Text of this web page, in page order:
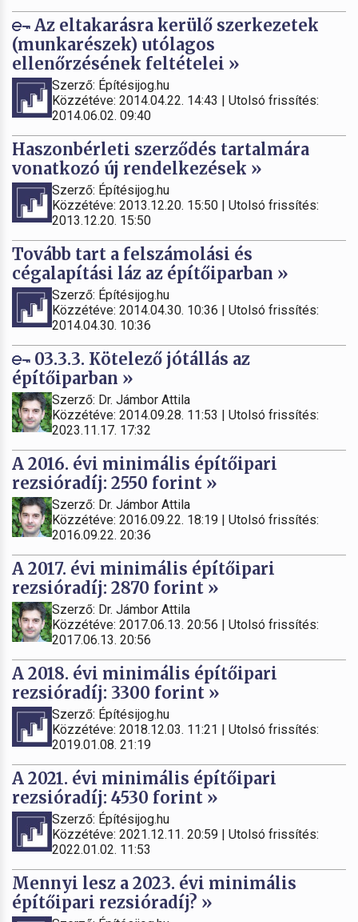
Az eltakarásra kerülő szerkezetek
(munkarészek) utólagos
ellenőrzésének feltételei »
Szerző: Építésijog.hu
Közzétéve: 2014.04.22. 14:43 | Utolsó frissítés:
2014.06.02. 09:40
Haszonbérleti szerződés tartalmára
vonatkozó új rendelkezések »
Szerző: Építésijog.hu
Közzétéve: 2013.12.20. 15:50 | Utolsó frissítés:
2013.12.20. 15:50
Tovább tart a felszámolási és
cégalapítási láz az építőiparban »
Szerző: Építésijog.hu
Közzétéve: 2014.04.30. 10:36 | Utolsó frissítés:
2014.04.30. 10:36
03.3.3. Kötelező jótállás az
építőiparban »
Szerző: Dr. Jámbor Attila
Közzétéve: 2014.09.28. 11:53 | Utolsó frissítés:
2023.11.17. 17:32
A 2016. évi minimális építőipari
rezsióradíj: 2550 forint »
Szerző: Dr. Jámbor Attila
Közzétéve: 2016.09.22. 18:19 | Utolsó frissítés:
2016.09.22. 20:36
A 2017. évi minimális építőipari
rezsióradíj: 2870 forint »
Szerző: Dr. Jámbor Attila
Közzétéve: 2017.06.13. 20:56 | Utolsó frissítés:
2017.06.13. 20:56
A 2018. évi minimális építőipari
rezsióradíj: 3300 forint »
Szerző: Építésijog.hu
Közzétéve: 2018.12.03. 11:21 | Utolsó frissítés:
2019.01.08. 21:19
A 2021. évi minimális építőipari
rezsióradíj: 4530 forint »
Szerző: Építésijog.hu
Közzétéve: 2021.12.11. 20:59 | Utolsó frissítés:
2022.01.02. 11:53
Mennyi lesz a 2023. évi minimális
építőipari rezsióradíj? »